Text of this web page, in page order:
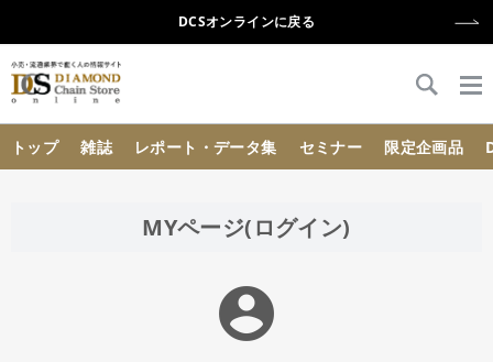
DCSオンラインに戻る
トップ 雑誌 レポート・データ集 セミナー 限定企画品
MYページ(ログイン)
account_circle